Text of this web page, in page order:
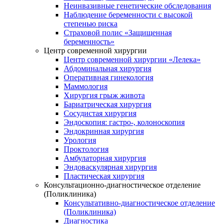
Неинвазивные генетические обследования
Наблюдение беременности с высокой
степенью риска
Страховой полис «Защищенная
беременность»
Центр современной хирургии
Центр современной хирургии «Лелека»
Абдоминальная хирургия
Оперативная гинекология
Маммология
Хирургия грыж живота
Бариатрическая хирургия
Сосудистая хирургия
Эндоскопия: гастро-, колоноскопия
Эндокринная хирургия
Урология
Проктология
Амбулаторная хирургия
Эндоваскулярная хирургия
Пластическая хирургия
Консультационно-диагностическое отделение
(Поликлиника)
Консультативно-диагностическое отделение
(Поликлиника)
Диагностика